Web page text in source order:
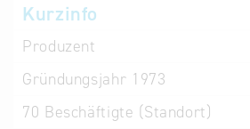
anmelden
Kurzinfo
Produzent
Gründungsjahr 1973
70 Beschäftigte (Standort)